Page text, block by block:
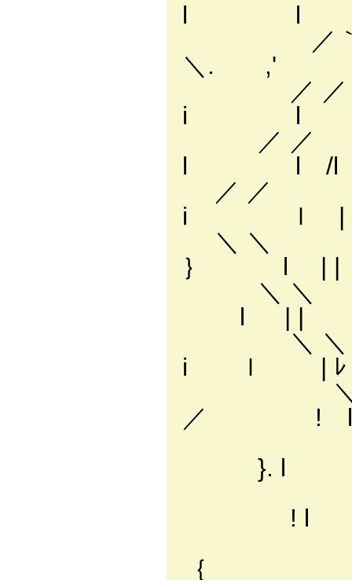
l l
／｀ゝ
＼. ,'
／ ／ !
i l
／ ／ l ﾄ
l l /l
／ ／ {
i ｌ | |
＼ ＼ ',
｝ l | |
＼ ＼ 〉
l | |
＼ ＼ / ',
i ｌ | ﾚ
＼. > ,'
／ ! l
}. l
! l
｛